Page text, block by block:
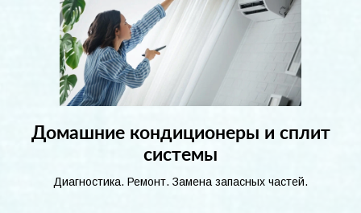
Домашние кондиционеры и сплит
системы
Диагностика. Ремонт. Замена запасных частей.